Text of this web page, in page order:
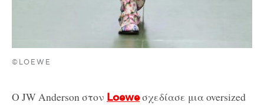
©LOEWE
Ο JW Anderson στον Loeweσχεδίασε μια oversized